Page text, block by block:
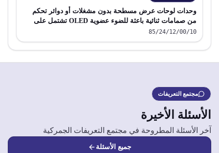
وحدات لوحات عرض مسطحة بدون مشغلات أو دوائر تحكم
من صمامات ثنائية باعثة للضوء عضوية OLED تشتمل على
شاشات حساسة للمس لأجهزة التليفون المحمول
85/24/12/00/10
مجتمع التعريفات
الأسئلة الأخيرة
آخر الأسئلة المطروحة في مجتمع التعريفات الجمركية
جميع الأسئلة